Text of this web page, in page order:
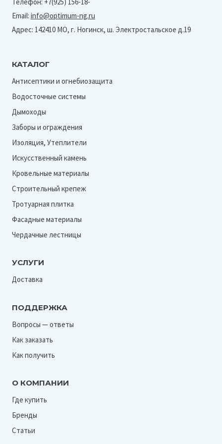
125/90
и
125/80
152/100)
Email: info@optimum-ng.ru
Адрес: 142410 МО, г. Ногинск, ш. Электростальское д.19
КАТАЛОГ
Антисептики и огнебиозащита
Водосточные системы
Дымоходы
Заборы и ограждения
Изоляция, Утеплители
Искусственный камень
Кровельные материалы
Строительный крепеж
Тротуарная плитка
Фасадные материалы
Чердачные лестницы
УСЛУГИ
Доставка
ПОДДЕРЖКА
Вопросы — ответы
Как заказать
Как получить
О КОМПАНИИ
Где купить
Бренды
Статьи